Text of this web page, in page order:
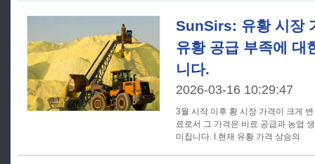
SunSirs: 유황 시장
유황 공급 부족에 대
니다.
2026-03-16 10:29:47
3월 시작 이후 황 시장 가격이 크게
료로서 그 가격은 비료 공급과 농업
미칩니다. I.현재 유황 가격 상승의